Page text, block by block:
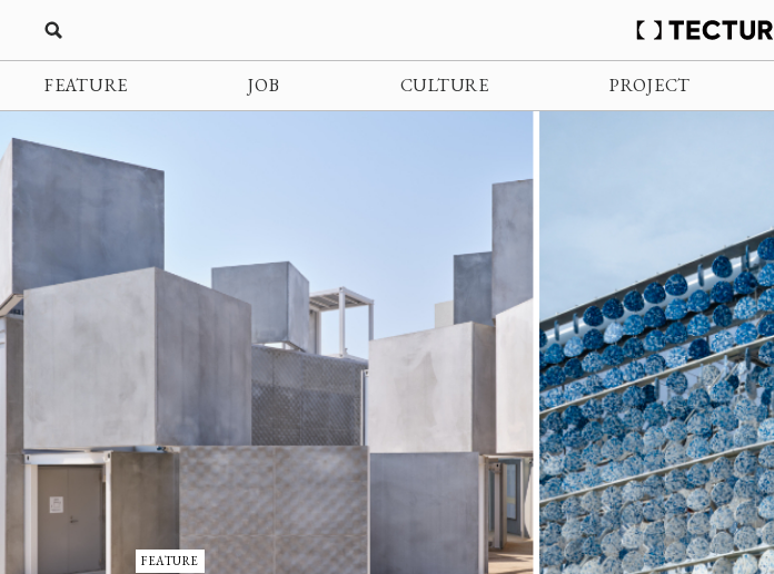
FEATURE JOB CULTURE PROJECT
FEATURE